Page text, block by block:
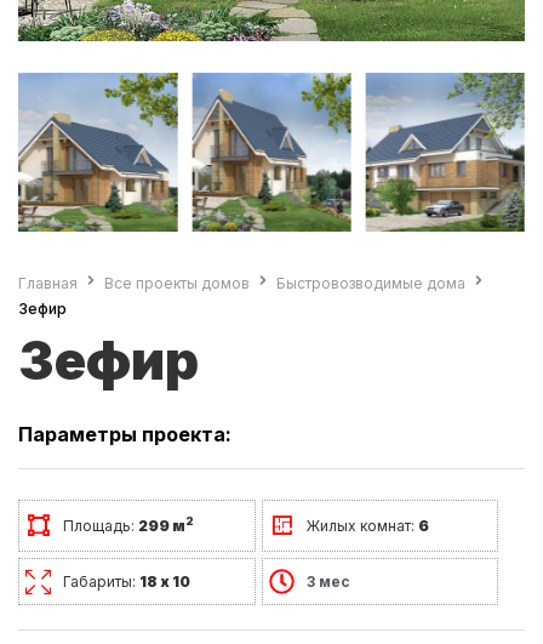
Главная Все проекты домов
Быстровозводимые дома
Зефир
Зефир
Параметры проекта:
Площадь: 299 м2 Жилых комнат: 6
Габариты: 18 х 10 3 мес